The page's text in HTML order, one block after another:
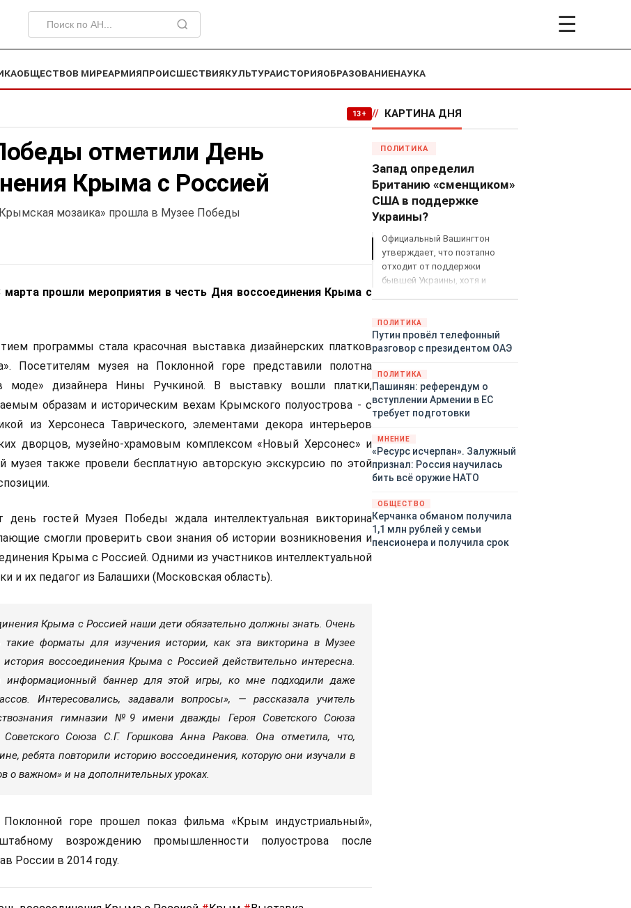
☰
ОБЩЕСТВОВ МИРЕАРМИЯПРОИСШЕСТВИЯКУЛЬТУРАИСТОРИЯОБРАЗОВАНИЕНАУКА
13+
отметили День
Крыма с Россией
мозаика» прошла в Музее Победы
прошли мероприятия в честь Дня воссоединения Крыма с
программы стала красочная выставка дизайнерских платков
Посетителям музея на Поклонной горе представили полотна
моде» дизайнера Нины Ручкиной. В выставку вошли платки,
образам и историческим вехам Крымского полуострова - с
из Херсонеса Таврического, элементами декора интерьеров
дворцов, музейно-храмовым комплексом «Новый Херсонес» и
музея также провели бесплатную авторскую экскурсию по этой
гостей Музея Победы ждала интеллектуальная викторина
смогли проверить свои знания об истории возникновения и
Крыма с Россией. Одними из участников интеллектуальной
и их педагог из Балашихи (Московская область).
Крыма с Россией наши дети обязательно должны знать. Очень
такие форматы для изучения истории, как эта викторина в Музее
воссоединения Крыма с Россией действительно интересна.
информационный баннер для этой игры, ко мне подходили даже
Интересовались, задавали вопросы», — рассказала учитель
гимназии №9 имени дважды Героя Советского Союза
Союза С.Г. Горшкова Анна Ракова. Она отметила, что,
ребята повторили историю воссоединения, которую они изучали в
о важном» и на дополнительных уроках.
горе прошел показ фильма «Крым индустриальный»,
возрождению промышленности полуострова после
России в 2014 году.
// КАРТИНА ДНЯ
ПОЛИТИКА
Запад определил
Британию «сменщиком»
США в поддержке
Украины?
Официальный Вашингтон
утверждает, что поэтапно
отходит от поддержки
бывшей Украины, хотя и
закупленное ранее оружие.
Также американская
администрация скидывает на
киевского режима оружием,
которое стремится продавать
всем новым снабженцам.
Однако часто возникают
предположения о возможном
«сменщике» американцев на
этом позорном посту.
Рассмотрим, кто же рвётся на
ПОЛИТИКА
Путин провёл телефонный
разговор с президентом ОАЭ
ПОЛИТИКА
Пашинян: референдум о
вступлении Армении в ЕС
требует подготовки
МНЕНИЕ
«Ресурс исчерпан». Залужный
признал: Россия научилась
бить всё оружие НАТО
ОБЩЕСТВО
Керчанка обманом получила
1,1 млн рублей у семьи
пенсионера и получила срок